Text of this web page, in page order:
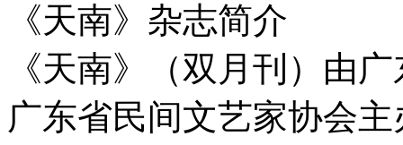
《天南》杂志简介
《天南》（双月刊）由
广东省民间文艺家协会